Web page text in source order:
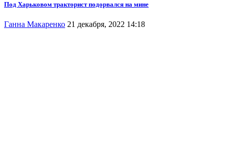
Под Харьковом тракторист подорвался на мине
Ганна Макаренко 21 декабря, 2022 14:18